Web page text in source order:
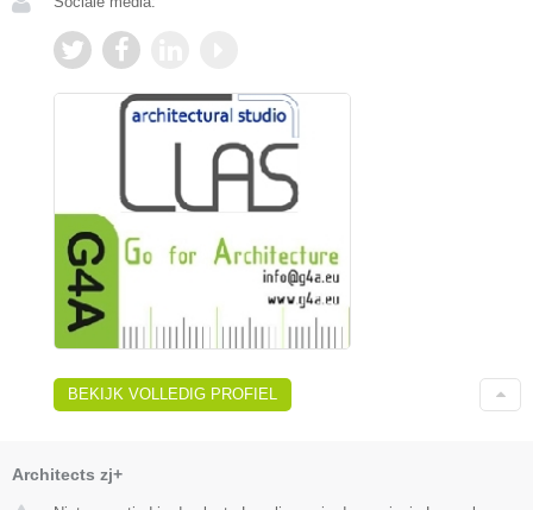
BEKIJK VOLLEDIG PROFIEL
Architects zj+